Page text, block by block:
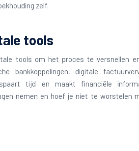
zelf.
tools
tools om het proces te versnellen
bankkoppelingen, digitale
tijd en maakt financiële
nemen en hoef je niet te worstelen